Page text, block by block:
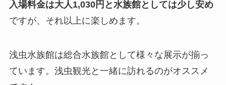
入場料金は大人1,030円と水族館としては少し安め
ですが、それ以上に楽しめます。
浅虫水族館は総合水族館として様々な展示が揃っ
ています。浅虫観光と一緒に訪れるのがオススメ